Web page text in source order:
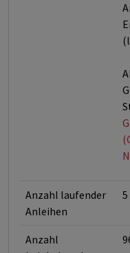
Anzahl laufender
Anleihen
5
Anzahl